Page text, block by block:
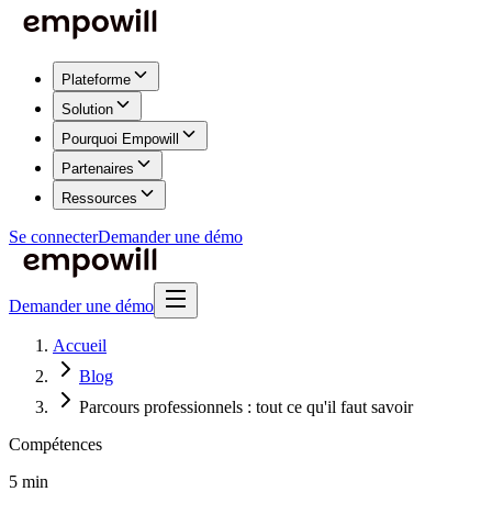
Plateforme
Solution
Pourquoi Empowill
Partenaires
Ressources
Se connecterDemander une démo
Demander une démo
Accueil
Blog
Parcours professionnels : tout ce qu'il faut savoir
Compétences
5 min